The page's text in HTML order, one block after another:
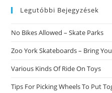
Legutóbbi Bejegyzések
No Bikes Allowed – Skate Parks
Zoo York Skateboards – Bring
Various Kinds Of Ride On Toys
Tips For Picking Wheels To Put